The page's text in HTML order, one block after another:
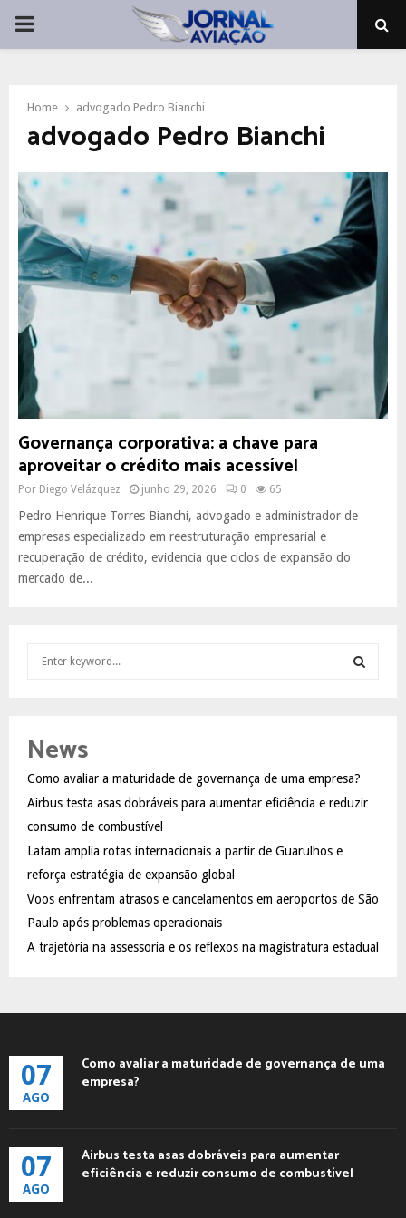
PRIMARY
Home advogado Pedro Bianchi
advogado Pedro Bianchi
Governança corporativa: a chave para
aproveitar o crédito mais acessível
Por Diego Velázquez junho 29, 2026 0 65
Pedro Henrique Torres Bianchi, advogado e administrador de
empresas especializado em reestruturação empresarial e
recuperação de crédito, evidencia que ciclos de expansão do
mercado de...
h
o
r
:
R
News
Como avaliar a maturidade de governança de uma empresa?
Airbus testa asas dobráveis para aumentar eficiência e reduzir
consumo de combustível
Latam amplia rotas internacionais a partir de Guarulhos e
reforça estratégia de expansão global
Voos enfrentam atrasos e cancelamentos em aeroportos de São
Paulo após problemas operacionais
A trajetória na assessoria e os reflexos na magistratura estadual
07
AGO
Como avaliar a maturidade de governança de uma
empresa?
07
AGO
Airbus testa asas dobráveis para aumentar
eficiência e reduzir consumo de combustível